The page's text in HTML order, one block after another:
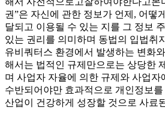
권”은 자신에 관한 정보가 언제, 어떻
달되고 이용될 수 있는 지를 그 정보
있는 권리를 의미하며 동법의 입법취
유비쿼터스 환경에서 발생하는 변화
해서는 법적인 규제만으로는 상당한
며 사업자 자율에 의한 규제와 사업
수반되어야만 효과적으로 개인정보
산업이 건강하게 성장할 것으로 사료